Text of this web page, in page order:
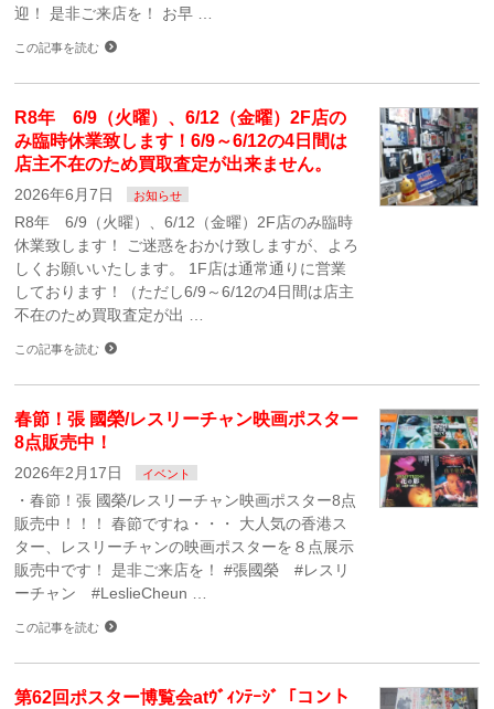
迎！ 是非ご来店を！ お早 …
この記事を読む
R8年 6/9（火曜）、6/12（金曜）2F店の
み臨時休業致します！6/9～6/12の4日間は
店主不在のため買取査定が出来ません。
2026年6月7日 お知らせ
R8年 6/9（火曜）、6/12（金曜）2F店のみ臨時
休業致します！ ご迷惑をおかけ致しますが、よろ
しくお願いいたします。 1F店は通常通りに営業
しております！（ただし6/9～6/12の4日間は店主
不在のため買取査定が出 …
この記事を読む
春節！張 國榮/レスリーチャン映画ポスター
8点販売中！
2026年2月17日 イベント
・春節！張 國榮/レスリーチャン映画ポスター8点
販売中！！！ 春節ですね・・・ 大人気の香港ス
ター、レスリーチャンの映画ポスターを８点展示
販売中です！ 是非ご来店を！ #張國榮 #レスリ
ーチャン #LeslieCheun …
この記事を読む
第62回ポスター博覧会atｳﾞｨﾝﾃｰｼﾞ「コント